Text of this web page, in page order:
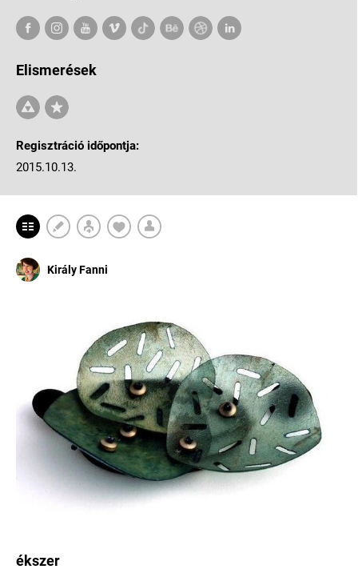
Elismerések
Regisztráció időpontja:
2015.10.13.
Király Fanni
ékszer